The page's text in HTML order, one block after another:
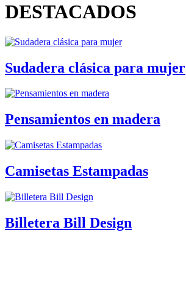
DESTACADOS
Sudadera clásica para mujer
Pensamientos en madera
Camisetas Estampadas
Billetera Bill Design